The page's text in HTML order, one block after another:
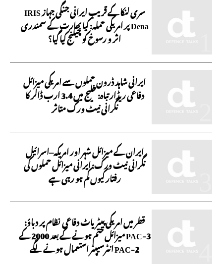
سری لنکا کے قریب ایرانی جنگی جہاز IRIS
Dena پر امریکی حملہ: کیا بھارت کے سمندری
اثر و رسوخ کو چیلنج کیا گیا؟
ایرانی شاہد ڈرون حملوں سے امریکی میزائل
دفاعی ریڈار تباہ: خلیج میں 3.4 ارب ڈالر کا
نگرانی نیٹ ورک متاثر
ایران کے میزائل شہر اور امریکہ–اسرائیل
نگرانی نیٹ ورک: ایرانی میزائل حملوں کی
رفتار کیوں کم ہو رہی ہے
قطر میں امریکی پیٹریاٹ دفاعی نظام پر دباؤ:
PAC-3 میزائل ختم ہونے کے بعد 2000 کے
PAC-2 انٹرسیپٹر استعمال ہونے لگے